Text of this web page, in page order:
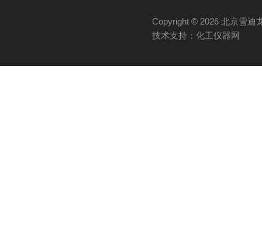
Copyright © 2026 北京雪迪
技术支持：化工仪器网